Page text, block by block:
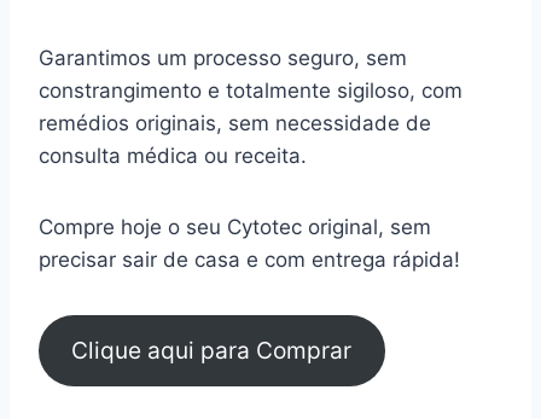
Garantimos um processo seguro, sem
constrangimento e totalmente sigiloso, com
remédios originais, sem necessidade de
consulta médica ou receita.
Compre hoje o seu Cytotec original, sem
precisar sair de casa e com entrega rápida!
Clique aqui para Comprar